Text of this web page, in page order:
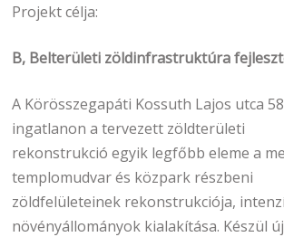
Projekt célja:
B, Belterületi zöldinfrastruktúra
A Körösszegapáti Kossuth Lajos utca
ingatlanon a tervezett zöldterületi
rekonstrukció egyik legfőbb eleme a
templomudvar és közpark részbeni
zöldfelületeinek rekonstrukciója,
növényállományok kialakítása. Készül